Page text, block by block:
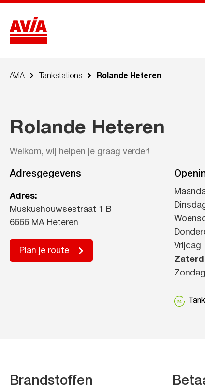
AVIA Tankstations Rolande Heteren
Rolande Heteren
Welkom, wij helpen je graag verder!
Adresgegevens
Adres:
Muskushouwsestraat 1 B
6666 MA Heteren
Plan je route
Vrijdag
Zondag
Brandstoffen